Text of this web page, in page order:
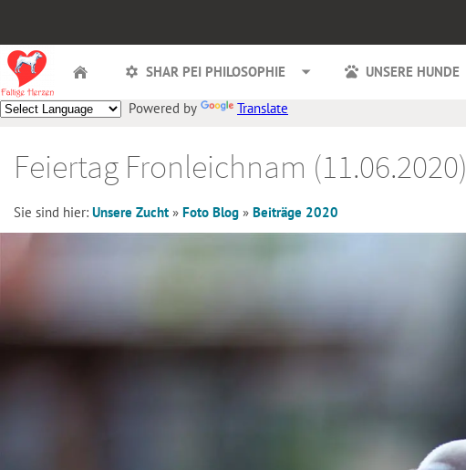
SHAR PEI PHILOSOPHIE UNSERE HUNDE
Powered by Translate
Feiertag Fronleichnam (11.06.2020)
Sie sind hier: Unsere Zucht » Foto Blog » Beiträge 2020